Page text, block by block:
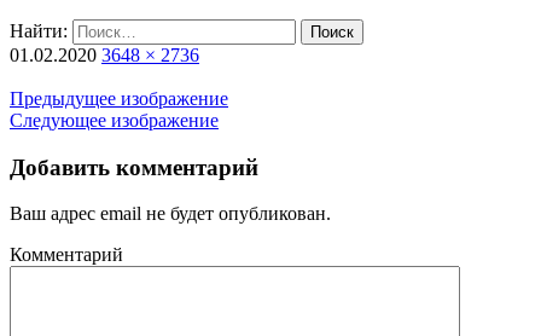
Найти:
01.02.2020 3648 × 2736
Предыдущее изображение
Следующее изображение
Добавить комментарий
Ваш адрес email не будет опубликован.
Комментарий